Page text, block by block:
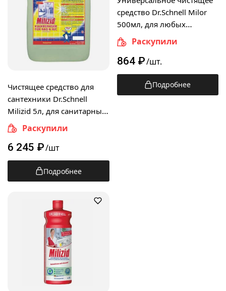
Чистящее средство для
сантехники Dr.Schnell
Milizid 5л, для санитарных
зон, 30005, 144184
Раскупили
6 245 ₽/шт
Подробнее
средство Dr.Schnell Milor
500мл, для любых
поверхностей, 144133
Раскупили
864 ₽/шт.
Подробнее